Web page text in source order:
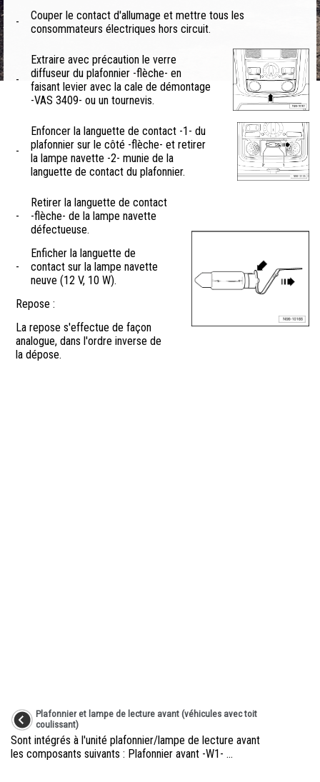
-
Couper le contact d'allumage et mettre tous les
consommateurs électriques hors circuit.
-
Extraire avec précaution le verre
diffuseur du plafonnier -flèche- en
faisant levier avec la cale de démontage
-VAS 3409- ou un tournevis.
-
Enfoncer la languette de contact -1- du
plafonnier sur le côté -flèche- et retirer
la lampe navette -2- munie de la
languette de contact du plafonnier.
-
Retirer la languette de contact
-flèche- de la lampe navette
défectueuse.
-
Enficher la languette de
contact sur la lampe navette
neuve (12 V, 10 W).
Repose :
La repose s'effectue de façon
analogue, dans l'ordre inverse de
la dépose.
Plafonnier et lampe de lecture avant (véhicules avec toit
coulissant)
Sont intégrés à l'unité plafonnier/lampe de lecture avant
les composants suivants : Plafonnier avant -W1- ...